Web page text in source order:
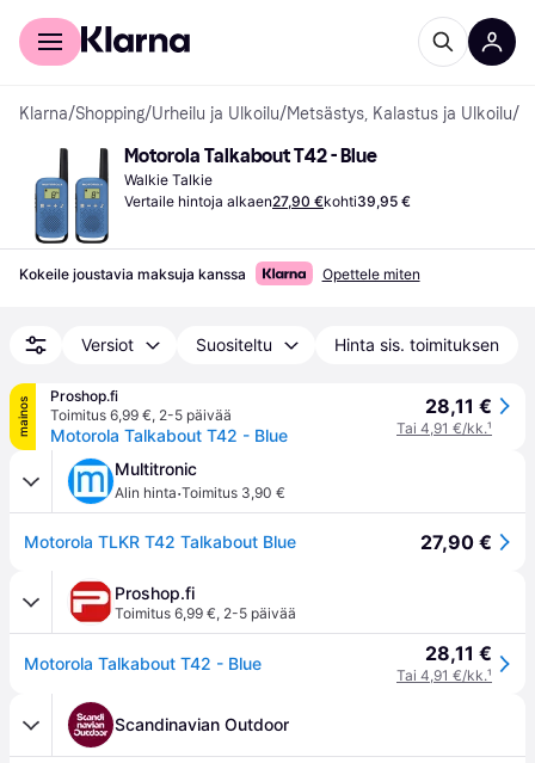
Kuluttajille
Klarna/Shopping/Urheilu ja Ulkoilu/Metsästys, Kalastus ja Ulkoilu/
Motorola Talkabout T42 - Blue
Walkie Talkie
Vertaile hintoja alkaen27,90 €kohti39,95 €
Kokeile joustavia maksuja kanssa Opettele miten
Versiot Suositeltu Hinta sis. toimituksen
mainos
Proshop.fi
Toimitus 6,99 €, 2-5 päivää
Motorola Talkabout T42 - Blue
28,11 €
Tai 4,91 €/kk.¹
Multitronic
Alin hinta·Toimitus 3,90 €
Motorola TLKR T42 Talkabout Blue 27,90 €
Proshop.fi
Toimitus 6,99 €, 2-5 päivää
Motorola Talkabout T42 - Blue 28,11 €
Tai 4,91 €/kk.¹
Scandinavian Outdoor